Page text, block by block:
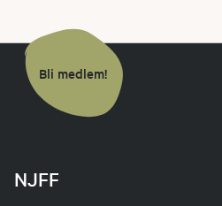
Bli medlem!
NJFF